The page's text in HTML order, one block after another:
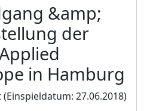
&amp;
der
in Hamburg
(Einspieldatum: 27.06.2018)